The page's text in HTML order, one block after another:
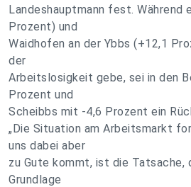
Landeshauptmann fest.
Prozent) und
Waidhofen an der Ybbs (+12,1
der
Arbeitslosigkeit gebe, sei in den
Prozent und
Scheibbs mit -4,6 Prozent ein
„Die Situation am Arbeitsmarkt
uns dabei aber
zu Gute kommt, ist die Tatsache,
Grundlage